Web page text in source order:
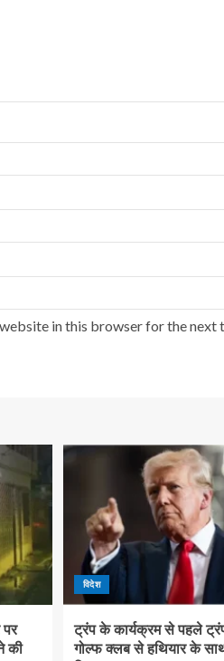
website in this browser for the next
की
विदेश
ट्रंप के कार्यक्रम से पहले
गोल्फ क्लब से हथियार के